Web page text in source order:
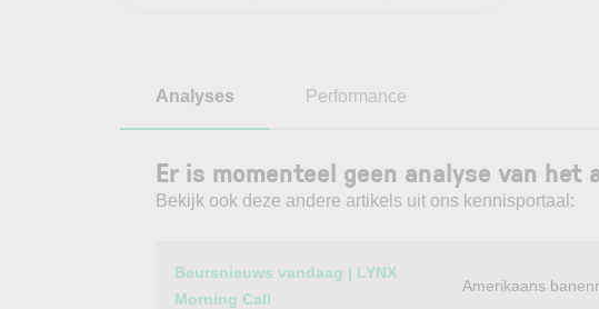
Analyses Performance
Er is momenteel geen analyse van het
Bekijk ook deze andere artikels uit ons kennisportaal:
Category Titel
Beursnieuws vandaag | LYNX
Morning Call
Amerikaans